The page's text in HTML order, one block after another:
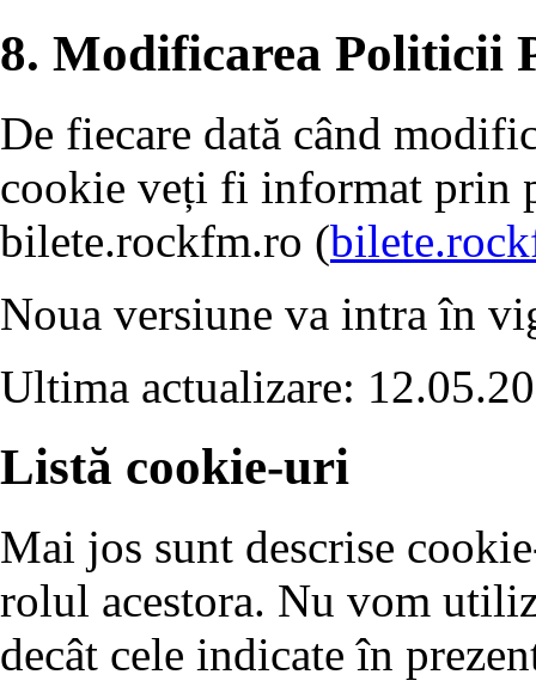
8. Modificarea Politicii
De fiecare dată când
cookie veți fi informat prin
bilete.rockfm.ro (
Noua versiune va intra în
Ultima actualizare:
Listă cookie-uri
Mai jos sunt descrise
rolul acestora. Nu vom
decât cele indicate în